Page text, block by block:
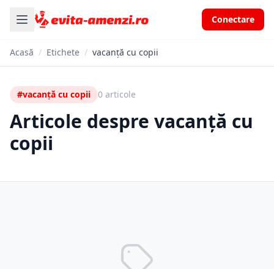
Conectare
Acasă / Etichete / vacanță cu copii
#vacanță cu copii 0 articole
Articole despre vacanță cu
copii